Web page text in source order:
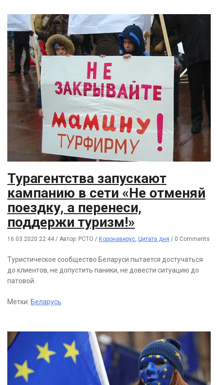
Турагентства запускают
кампанию в сети «Не отменяй
поездку, а перенеси,
поддержи туризм!»
16.03.2020 22:44 / Автор: РСТО / Коронавирус, Цитата дня / 0 Comments
Туристическое сообщество Беларуси пытается достучаться
до клиентов, не допустить паники, не довести ситуацию до
патовой.
Метки: Беларусь